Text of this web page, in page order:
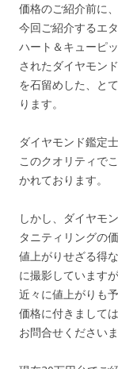
価格のご紹介前に
今回ご紹介するエ
ハート＆キューピ
されたダイヤモン
を石留めした、と
ります。
ダイヤモンド鑑定
このクオリティで
かれております。
しかし、ダイヤモ
タニティリングの
値上がりせざる得
に撮影していますが
近々に値上がりも
価格に付きまして
お問合せくださいま